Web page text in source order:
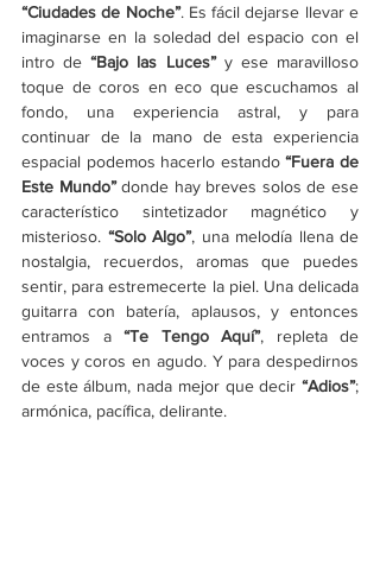
“Ciudades de Noche”. Es fácil dejarse llevar e
imaginarse en la soledad del espacio con el
intro de “Bajo las Luces” y ese maravilloso
toque de coros en eco que escuchamos al
fondo, una experiencia astral, y para
continuar de la mano de esta experiencia
espacial podemos hacerlo estando “Fuera de
Este Mundo” donde hay breves solos de ese
característico sintetizador magnético y
misterioso. “Solo Algo”, una melodía llena de
nostalgia, recuerdos, aromas que puedes
sentir, para estremecerte la piel. Una delicada
guitarra con batería, aplausos, y entonces
entramos a “Te Tengo Aquí”, repleta de
voces y coros en agudo. Y para despedirnos
de este álbum, nada mejor que decir “Adios”;
armónica, pacífica, delirante.